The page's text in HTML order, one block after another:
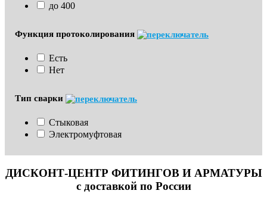
до 400
Функция протоколирования
Есть
Нет
Тип сварки
Стыковая
Электромуфтовая
ДИСКОНТ-ЦЕНТР ФИТИНГОВ И АРМАТУРЫ
с доставкой по России